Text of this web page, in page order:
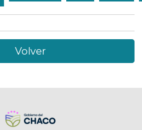
Volver